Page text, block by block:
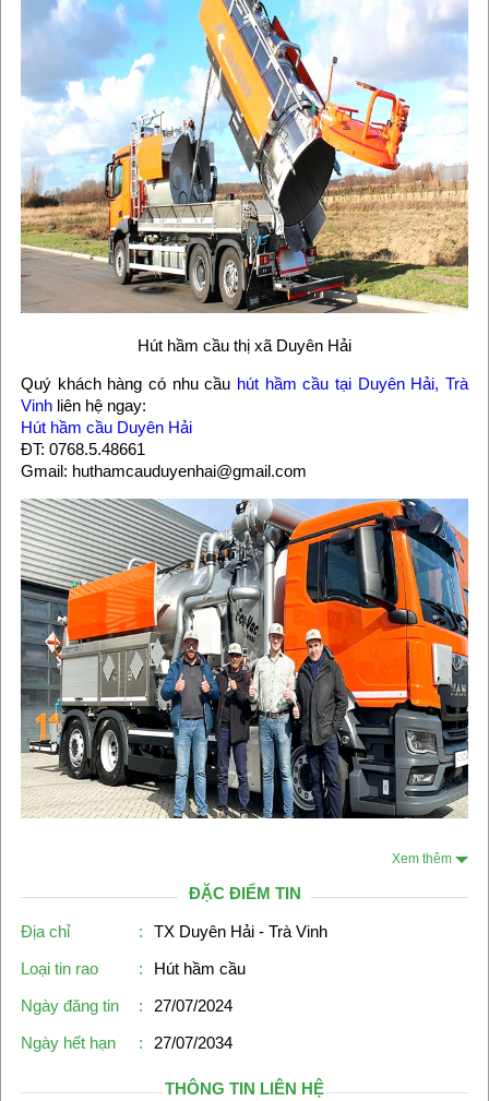
Hút hầm cầu thị xã Duyên Hải
Quý khách hàng có nhu cầu hút hầm cầu tại Duyên Hải, Trà
Vinhliên hệ ngay:
Hút hầm cầu Duyên Hải
ĐT: 0768.5.48661
Gmail: huthamcauduyenhai@gmail.com
Xem thêm
ĐẶC ĐIỂM TIN
Địa chỉ :
TX Duyên Hải - Trà Vinh
Loại tin rao
:
Hút hầm cầu
Ngày đăng tin
:
27/07/2024
Ngày hết hạn
: 27/07/2034
THÔNG TIN LIÊN HỆ